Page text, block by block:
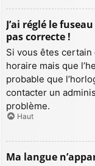
J’ai réglé le
pas correcte !
Si vous êtes certain
horaire mais que
probable que
contacter un
problème.
Haut
Ma langue